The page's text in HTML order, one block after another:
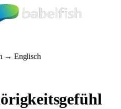
→ Englisch